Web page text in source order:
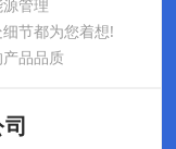
管理
节都为您着想!
品品质